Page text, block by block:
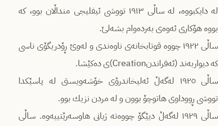
لە دایكبووە، لە ساڵی ١٩١٣ تووشی ئیفلیجی منداڵان بوو، كە
بووە هۆكاری ئەوەی بەردەوام بشەلێ‌.
ساڵی ١٩٢٢ چووە قوتابخانەی ناوەندی و لەوێ‌ ڕۆدریگۆی ناسی
كە دیواربەند (ئەفراندنCreation)ی دەكێشا.
ساڵی ١٩٢٥ لەگەڵ ئەلیخاندرۆی خۆشەویستی لە پاسێكدا
تووشی ڕووداوی هاتوچۆ بوون و لە مردن نزیك بوو.
ساڵی ١٩٢٩ لەگەڵ دیێگۆ چووەتە ژیانی هاوسەرێتییەوە. ساڵی